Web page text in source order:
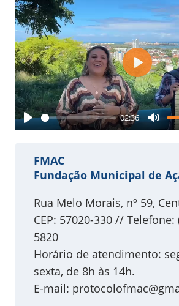
Play
02:36
Mute
Play
FMAC
Fundação Municipal de
Rua Melo Morais, nº 59,
CEP: 57020-330 // Telefone:
5820
Horário de atendimento:
sexta, de 8h às 14h.
E-mail: